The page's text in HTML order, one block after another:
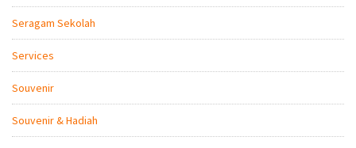
Seragam Sekolah
Services
Souvenir
Souvenir & Hadiah